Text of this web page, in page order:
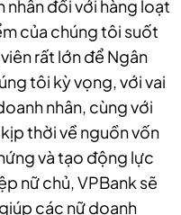
nhân đối với hàng loạt
của chúng tôi suốt
rất lớn để Ngân
tôi kỳ vọng, với vai
nhân, cùng với
thời về nguồn vốn
và tạo động lực
nữ chủ, VPBank sẽ
các nữ doanh